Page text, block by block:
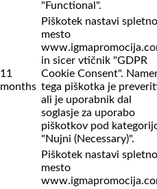
"Functional".
11
months
Piškotek nastavi spletno
mesto
in sicer vtičnik "GDPR
Cookie Consent".
tega piškotka je
ali je uporabnik dal
soglasje za uporabo
piškotkov pod
"Nujni (Necessary)".
Piškotek nastavi spletno
mesto